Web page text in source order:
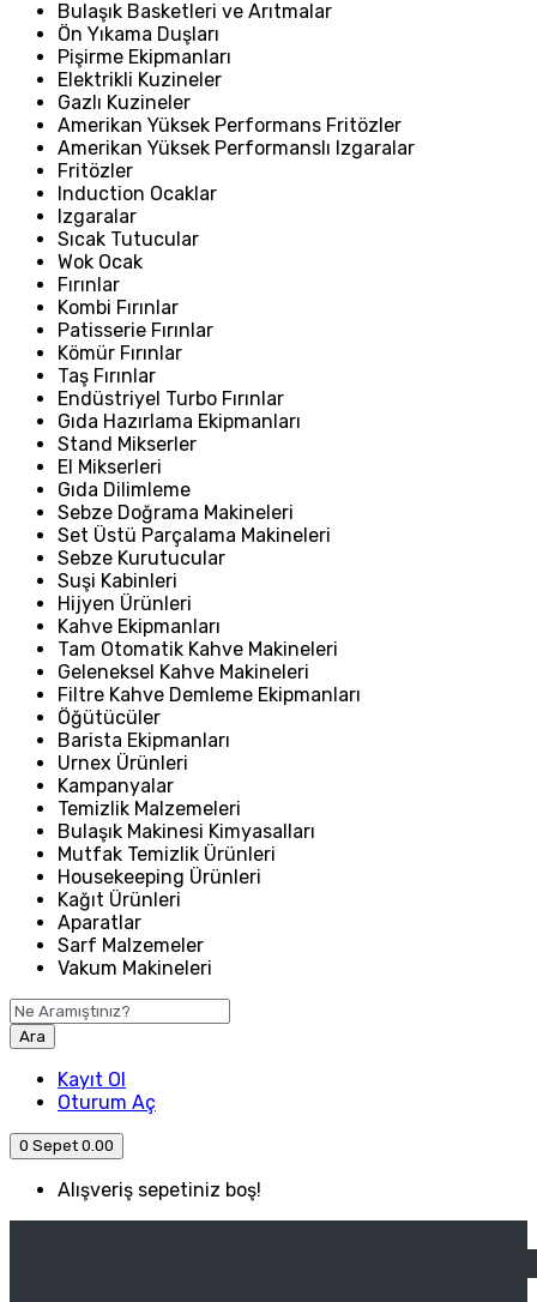
Bulaşık Basketleri ve Arıtmalar
Ön Yıkama Duşları
Pişirme Ekipmanları
Elektrikli Kuzineler
Gazlı Kuzineler
Amerikan Yüksek Performans Fritözler
Amerikan Yüksek Performanslı Izgaralar
Fritözler
Induction Ocaklar
Izgaralar
Sıcak Tutucular
Wok Ocak
Fırınlar
Kombi Fırınlar
Patisserie Fırınlar
Kömür Fırınlar
Taş Fırınlar
Endüstriyel Turbo Fırınlar
Gıda Hazırlama Ekipmanları
Stand Mikserler
El Mikserleri
Gıda Dilimleme
Sebze Doğrama Makineleri
Set Üstü Parçalama Makineleri
Sebze Kurutucular
Suşi Kabinleri
Hijyen Ürünleri
Kahve Ekipmanları
Tam Otomatik Kahve Makineleri
Geleneksel Kahve Makineleri
Filtre Kahve Demleme Ekipmanları
Öğütücüler
Barista Ekipmanları
Urnex Ürünleri
Kampanyalar
Temizlik Malzemeleri
Bulaşık Makinesi Kimyasalları
Mutfak Temizlik Ürünleri
Housekeeping Ürünleri
Kağıt Ürünleri
Aparatlar
Sarf Malzemeler
Vakum Makineleri
Ara
Kayıt Ol
Oturum Aç
0 Sepet 0.00
Alışveriş sepetiniz boş!